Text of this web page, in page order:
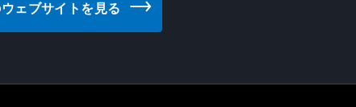
ェブサイトを見る